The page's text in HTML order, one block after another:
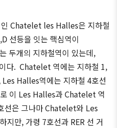
Chatelet les Halles은 지하철
선등을 잇는 핵심역이
두개의 지하철역이 있는데,
다. Chatelet 역에는 지하철 1,
Halles역에는 지하철 4호선
이 Les Halles과 Chatelet 역
선은 그나마 Chatelet와 Les
지만, 가령 7호선과 RER 선 거